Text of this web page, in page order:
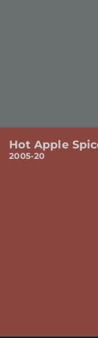
Hot Apple
2005-20